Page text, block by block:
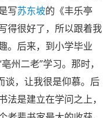
写苏东坡的《丰乐亭
得很好了，所以跟着我
。后来，到小学毕业
二老”学习。那时，
谈，让我很是仰慕。后
是建立在学问之上，